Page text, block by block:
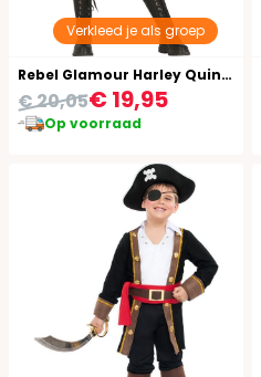
Verkleed je als groep
Rebel Glamour Harley Quinn Kostuum Kind
€ 19,95
€ 20,05
Op voorraad